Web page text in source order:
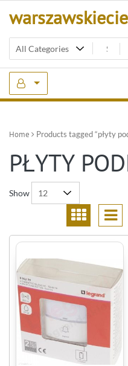
Home Products tagged “płyty
PŁYTY
Show